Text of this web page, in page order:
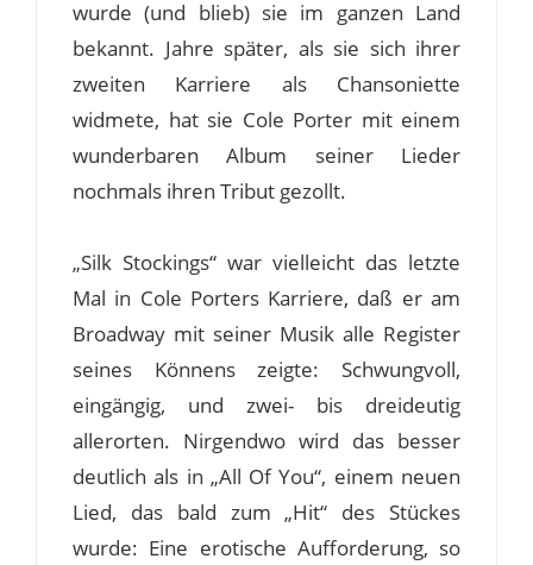
wurde (und blieb) sie im ganzen Land
bekannt. Jahre später, als sie sich ihrer
zweiten Karriere als Chansoniette
widmete, hat sie Cole Porter mit einem
wunderbaren Album seiner Lieder
nochmals ihren Tribut gezollt.
„Silk Stockings“ war vielleicht das letzte
Mal in Cole Porters Karriere, daß er am
Broadway mit seiner Musik alle Register
seines Könnens zeigte: Schwungvoll,
eingängig, und zwei- bis dreideutig
allerorten. Nirgendwo wird das besser
deutlich als in „All Of You“, einem neuen
Lied, das bald zum „Hit“ des Stückes
wurde: Eine erotische Aufforderung, so